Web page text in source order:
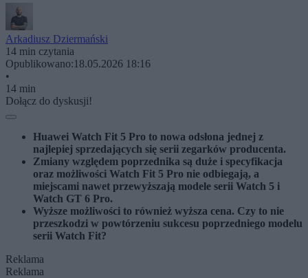
Arkadiusz Dziermański
14 min czytania
Opublikowano:18.05.2026 18:16
•
14 min
Dołącz do dyskusji!
Huawei Watch Fit 5 Pro to nowa odsłona jednej z
najlepiej sprzedających się serii zegarków producenta.
Zmiany względem poprzednika są duże i specyfikacja
oraz możliwości Watch Fit 5 Pro nie odbiegają, a
miejscami nawet przewyższają modele serii Watch 5 i
Watch GT 6 Pro.
Wyższe możliwości to również wyższa cena. Czy to nie
przeszkodzi w powtórzeniu sukcesu poprzedniego modelu
serii Watch Fit?
Reklama
Reklama